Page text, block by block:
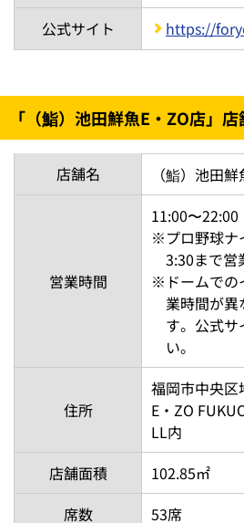
公式サイト
https://
「（鮨）池田鮮魚E・ZO店」
店舗名 （鮨）池田
営業時間
11:00〜22:00
※プロ野球
3:30まで営
※ ドームで
業時間が異
す。公式サ
い。
住所
福岡市中央
E・ZO
LL内
店舗面積
102.85㎡
席数
53席